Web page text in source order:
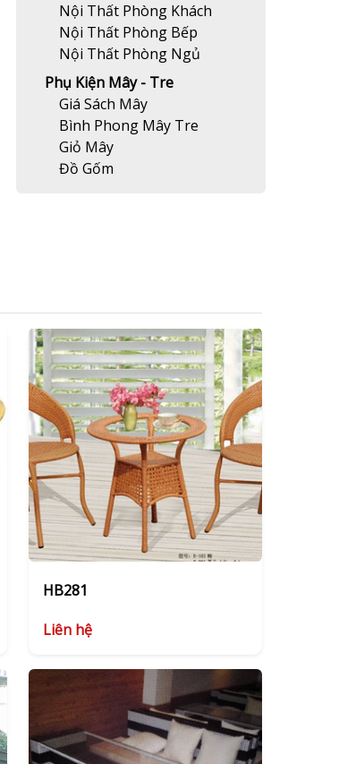
Nội Thất Phòng Khách
Nội Thất Phòng Bếp
Nội Thất Phòng Ngủ
Phụ Kiện Mây - Tre
Giá Sách Mây
Bình Phong Mây Tre
Giỏ Mây
Đồ Gốm
HB281
Liên hệ